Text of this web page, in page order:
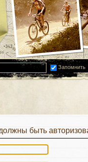
Запомнить
быть